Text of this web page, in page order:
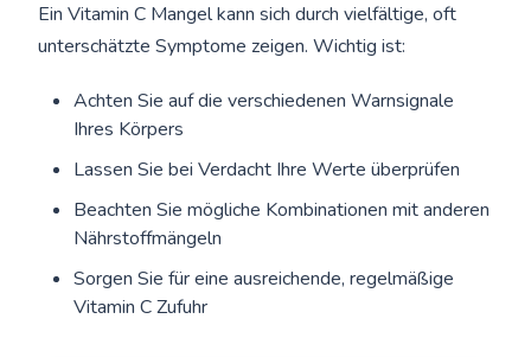
Ein Vitamin C Mangel kann sich durch vielfältige, oft
unterschätzte Symptome zeigen. Wichtig ist:
Achten Sie auf die verschiedenen Warnsignale
Ihres Körpers
Lassen Sie bei Verdacht Ihre Werte überprüfen
Beachten Sie mögliche Kombinationen mit anderen
Nährstoffmängeln
Sorgen Sie für eine ausreichende, regelmäßige
Vitamin C Zufuhr